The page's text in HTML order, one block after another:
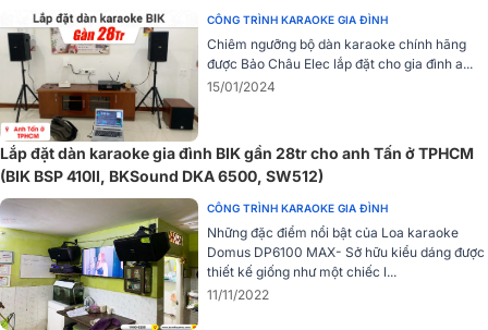
Sử dụng mạch khuếch đại class AB, dải tần rộng 20Hz-20kHz giúp
tái tạo âm thanh rõ ràng và đầy đủ từ các loa đủ âm trầm – trung –
cao.
Tầm lưới tản nhiệt và mặt trước sau của quạt giúp cục đẩy Crown
XLi2500 không bị nóng dù hoạt động nhiều giờ dưới cường độ cao.
Thông số kỹ thuật:
Loại
2 kênh
Mạch công suất
Class A/B
Công suất 8Ω stereo
500W x 2
Công suất 4Ω stereo
750W x 2
Công suất 8Ω bridge
CÔNG TRÌNH KARAOKE GIA ĐÌNH
Chiêm ngưỡng bộ dàn karaoke chính hãng
được Bảo Châu Elec lắp đặt cho gia đình a...
15/01/2024
Lắp đặt dàn karaoke gia đình BIK gần 28tr cho anh Tấn ở TPHCM
(BIK BSP 410II, BKSound DKA 6500, SW512)
CÔNG TRÌNH KARAOKE GIA ĐÌNH
Những đặc điểm nổi bật của Loa karaoke
Domus DP6100 MAX- Sở hữu kiểu dáng được
thiết kế giống như một chiếc l...
11/11/2022